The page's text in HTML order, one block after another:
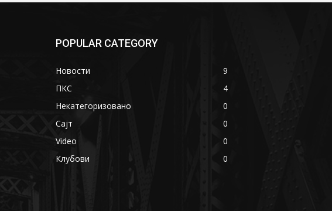
POPULAR CATEGORY
Новости
9
ПКС
4
Некатегоризовано
0
Сајт
0
Video
0
Клубови
0